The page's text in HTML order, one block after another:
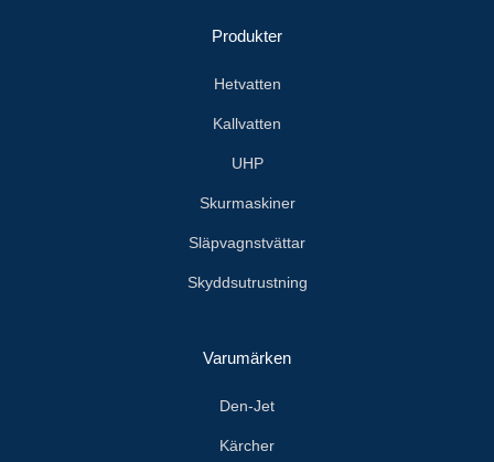
Produkter
Hetvatten
Kallvatten
UHP
Skurmaskiner
Släpvagnstvättar
Skyddsutrustning
Varumärken
Den-Jet
Kärcher